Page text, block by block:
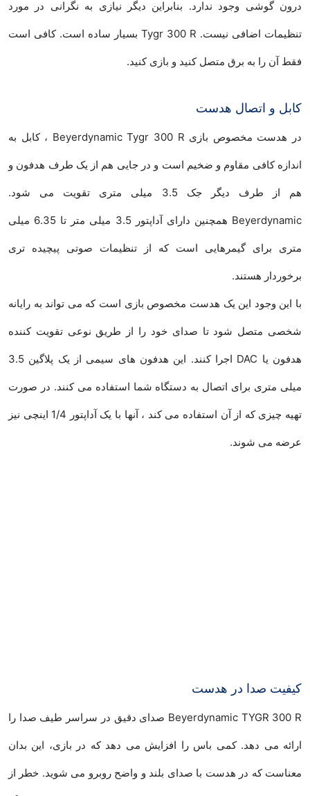
درون گوشی وجود ندارد. بنابراین دیگر نیازی به نگرانی در مورد
تنظیمات اضافی نیست. Tygr 300 R بسیار ساده است. کافی است
فقط آن را به برق متصل کنید و بازی کنید.
کابل و اتصال هدست
در هدست مخصوص بازی Beyerdynamic Tygr 300 R ، کابل به
اندازه کافی مقاوم و ضخیم است و در جایی هم از یک طرف هدفون و
هم از طرف دیگر جک 3.5 میلی متری تقویت می شود.
Beyerdynamic همچنین دارای آداپتور 3.5 میلی متر تا 6.35 میلی
متری برای گیمرهایی است که از تنظیمات صوتی پیچیده تری
برخوردار هستند.
با این وجود این یک هدست مخصوص بازی است که می تواند به رایانه
شخصی متصل شود تا صدای خود را از طریق نوعی تقویت کننده
هدفون یا DAC اجرا کنند. این هدفون های سیمی از یک پلاگین 3.5
میلی متری برای اتصال به دستگاه شما استفاده می کنند. در صورت
تهیه چیزی که از آن استفاده می کند ، آنها با یک آداپتور 1/4 اینچی نیز
عرضه می شوند.
کیفیت صدا در هدست
Beyerdynamic TYGR 300 R صدای دقیق در سراسر طیف صدا را
ارائه می دهد. کمی باس را افزایش می دهد که در بازی، این بدان
معناست که در هدست با صدای بلند و واضح روبرو می شوید. خطر از